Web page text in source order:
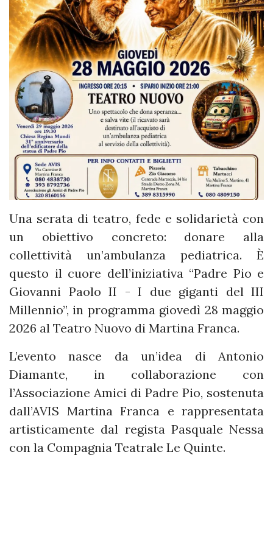
Una serata di teatro, fede e solidarietà con
un obiettivo concreto: donare alla
collettività un’ambulanza pediatrica. È
questo il cuore dell’iniziativa “Padre Pio e
Giovanni Paolo II - I due giganti del III
Millennio”, in programma giovedì 28 maggio
2026 al Teatro Nuovo di Martina Franca.
L’evento nasce da un’idea di Antonio
Diamante, in collaborazione con
l’Associazione Amici di Padre Pio, sostenuta
dall’AVIS Martina Franca e rappresentata
artisticamente dal regista Pasquale Nessa
con la Compagnia Teatrale Le Quinte.